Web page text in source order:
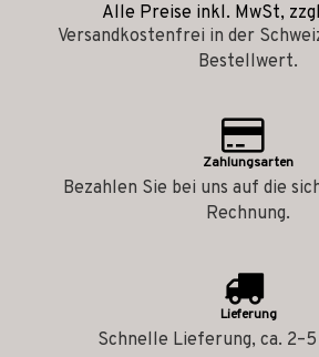
Alle Preise inkl. MwSt,
Versandkostenfrei in der
Bestellwert.
Zahlungsarten
Bezahlen Sie bei uns auf die
Rechnung.
Lieferung
Schnelle Lieferung, ca.